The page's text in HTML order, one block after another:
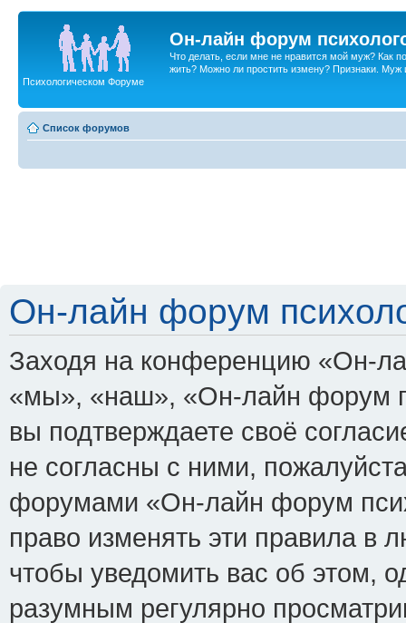
Он-лайн форум
Что делать, если мне не нравится мой муж? Как
жить? Можно ли простить измену? Признаки. Муж
Психологическом Форуме
Список форумов
Он-лайн форум
Заходя на конференцию «Он-
«мы», «наш», «Он-лайн форум
вы подтверждаете своё
не согласны с ними,
форумами «Он-лайн форум
право изменять эти правила в
чтобы уведомить вас об этом,
разумным регулярно